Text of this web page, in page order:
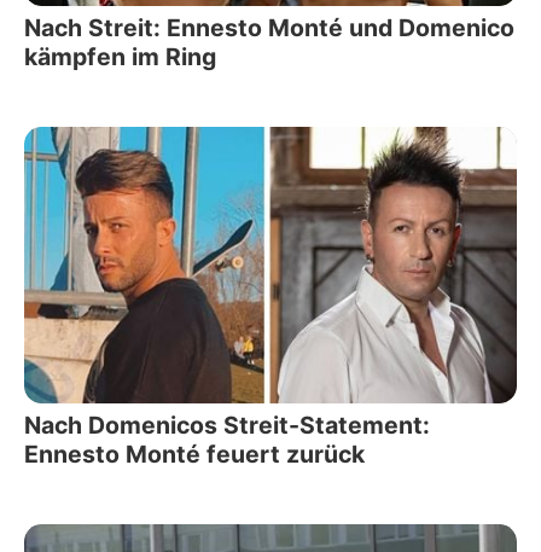
Nach Streit: Ennesto Monté und Domenico
kämpfen im Ring
Nach Domenicos Streit-Statement:
Ennesto Monté feuert zurück